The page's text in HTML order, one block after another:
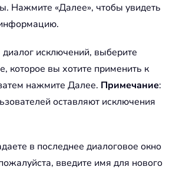
Нажмите «Далее», чтобы увидеть
диалог исключений, выберите
которое вы хотите применить к
нажмите Далее. Примечание:
оставляют исключения
в последнее диалоговое окно
введите имя для нового